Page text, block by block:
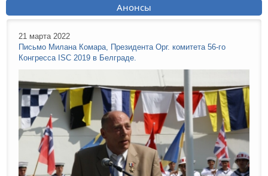
Анонсы
21 марта 2022
Письмо Милана Комара, Президента Орг. комитета 56-го
Конгресса ISC 2019 в Белграде.